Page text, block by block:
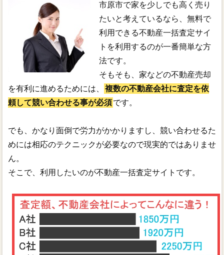
市原市で家を少しでも高く売り
たいと考えているなら、無料で
利用できる不動産一括査定サイ
トを利用するのが一番簡単な方
法です。
そもそも、家などの不動産売却
を有利に進めるためには、
複数の不動産会社に査定を依
頼して競い合わせる事が必須です。
でも、かなり面倒で労力がかかりますし、競い合わせるた
めには相応のテクニックが必要なので現実的ではありませ
ん。
そこで、利用したいのが不動産一括査定サイトです。